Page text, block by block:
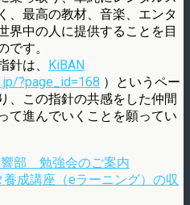
、最高の教材、音楽、エンタ
界中の人に提供することを目
です。
針は、 KiBAN
?page_id=168 ）というペー
、この指針の共感をした仲間
て進んでいくことを願ってい
部 勉強会のご案内
成講座（eラーニング）の収